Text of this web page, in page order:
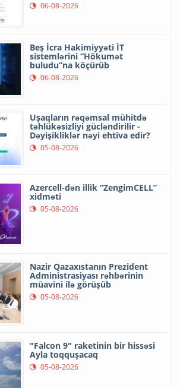
06-08-2026
Beş İcra Hakimiyyəti İT
sistemlərini “Hökumət
buludu”na köçürüb
06-08-2026
Uşaqların rəqəmsal mühitdə
təhlükəsizliyi gücləndirilir -
Dəyişikliklər nəyi ehtiva edir?
05-08-2026
Azercell-dən illik “ZengimCELL”
xidməti
05-08-2026
Nazir Qazaxıstanın Prezident
Administrasiyası rəhbərinin
müavini ilə görüşüb
05-08-2026
"Falcon 9" raketinin bir hissəsi
Ayla toqquşacaq
05-08-2026